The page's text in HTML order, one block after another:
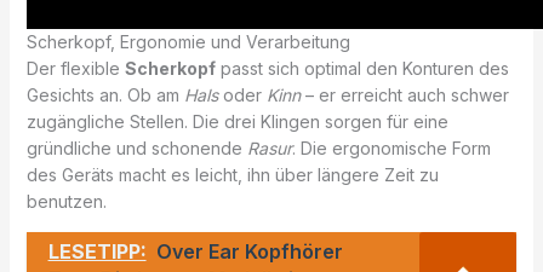
Scherkopf, Ergonomie und Verarbeitung
Der flexible Scherkopfpasst sich optimal den Konturen des
Gesichts an. Ob am Halsoder Kinn– er erreicht auch schwer
zugängliche Stellen. Die drei Klingen sorgen für eine
gründliche und schonende Rasur. Die ergonomische Form
des Geräts macht es leicht, ihn über längere Zeit zu
benutzen.
LESETIPP: Over Ear Kopfhörer